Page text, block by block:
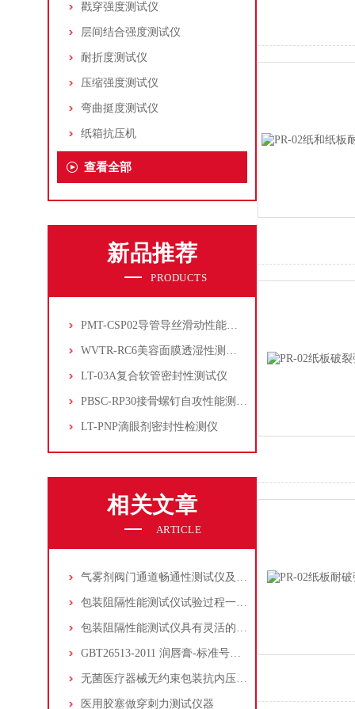
戳穿强度测试仪
层间结合强度测试仪
耐折度测试仪
压缩强度测试仪
弯曲挺度测试仪
纸箱抗压机
查看全部
新品推荐
PRODUCTS
PMT-CSP02导管导丝滑动性能测试仪
WVTR-RC6美容面膜透湿性测试仪
LT-03A复合软管密封性测试仪
PBSC-RP30接骨螺钉自攻性能测试‌仪
LT-PNP滴眼剂密封性检测仪
相关文章
ARTICLE
气雾剂阀门通道畅通性测试仪及操作方法
包装阻隔性能测试仪试验过程一键化操作
包装阻隔性能测试仪具有灵活的测试条件设置
GBT26513-2011 润唇膏-标准号标准全文
无菌医疗器械无约束包装抗内压破坏符合YYT 0681.3-2010标准
医用胶塞做穿刺力测试仪器